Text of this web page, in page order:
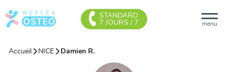
menu
STANDARD
7 JOURS / 7
Accueil NICE Damien R.